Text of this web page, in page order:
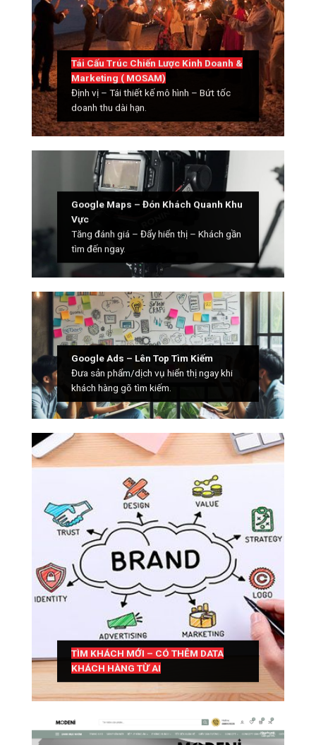
Tái Cấu Trúc Chiến Lược Kinh Doanh &
Marketing ( MOSAM)
Định vị – Tái thiết kế mô hình – Bứt tốc
doanh thu dài hạn.
Google Maps – Đón Khách Quanh Khu
Vực
Tăng đánh giá – Đẩy hiển thị – Khách gần
tìm đến ngay.
Google Ads – Lên Top Tìm Kiếm
Đưa sản phẩm/dịch vụ hiển thị ngay khi
khách hàng gõ tìm kiếm.
TÌM KHÁCH MỚI – CÓ THÊM DATA
KHÁCH HÀNG TỪ AI